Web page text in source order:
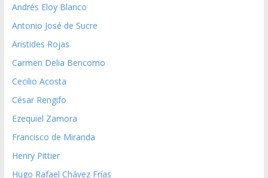
Andrés Eloy Blanco
Antonio José de Sucre
Aristides Rojas
Carmen Delia Bencomo
Cecilio Acosta
César Rengifo
Ezequiel Zamora
Francisco de Miranda
Henry Pittier
Hugo Rafael Chávez Frías